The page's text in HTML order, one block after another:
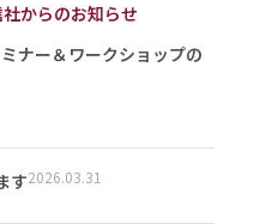
からのお知らせ
ナー＆ワークショップの
す2026.03.31